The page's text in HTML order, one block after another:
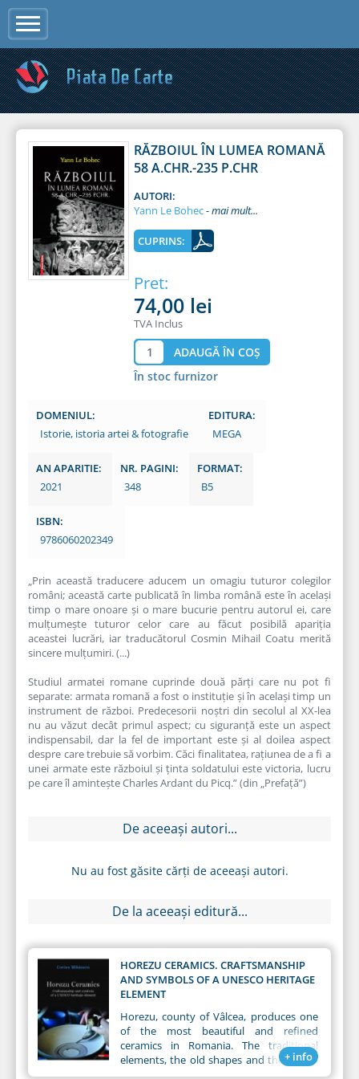
RĂZBOIUL ÎN LUMEA ROMANĂ
58 A.CHR.-235 P.CHR
AUTORI:
Yann Le Bohec
CUPRINS:
Pret:
74,00 lei
TVA Inclus
În stoc furnizor
DOMENIUL:
Istorie, istoria artei & fotografie
EDITURA:
MEGA
AN APARITIE:
2021
NR. PAGINI:
348
FORMAT:
B5
ISBN:
9786060202349
„Prin această traducere aducem un omagiu tuturor colegilor
români; această carte publicată în limba română este în același
timp o mare onoare și o mare bucurie pentru autorul ei, care
mulțumește tuturor celor care au făcut posibilă apariția
aceastei lucrări, iar traducătorul Cosmin Mihail Coatu merită
sincere mulțumiri. (...)
Studiul armatei romane cuprinde două părți care nu pot fi
separate: armata romană a fost o instituție și în același timp un
instrument de război. Predecesorii noștri din secolul al XX-lea
nu au văzut decât primul aspect; cu siguranță este un aspect
indispensabil, dar la fel de important este și al doilea aspect
despre care trebuie să vorbim. Căci fina­litatea, rațiunea de a fi a
unei armate este războiul și ținta soldatului este victoria, lucru
pe care îl amintește Charles Ardant du Picq.” (din „Prefață”)
De aceeași autori...
Nu au fost găsite cărți de aceeași autori.
De la aceeași editură...
HOREZU CERAMICS. CRAFTSMANSHIP
AND SYMBOLS OF A UNESCO HERITAGE
ELEMENT
Horezu, county of Vâlcea, produces one
of the most beautiful and refined
ceramics in Romania. The traditional
elements, the old shapes and the motifs
preserved over the years, with the help
+ info